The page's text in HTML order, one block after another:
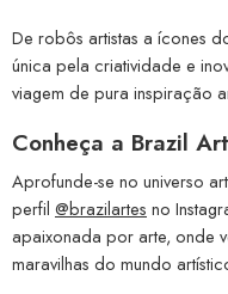
De robôs artistas a ícones
única pela criatividade e
viagem de pura inspiração
Conheça a Brazil
Aprofunde-se no universo
perfil @brazilartes no
apaixonada por arte, onde
maravilhas do mundo